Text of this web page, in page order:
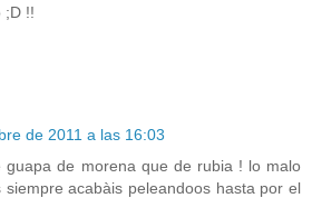
;D !!
de 2011 a las 16:03
guapa de morena que de rubia ! lo malo
siempre acabàis peleandoos hasta por el